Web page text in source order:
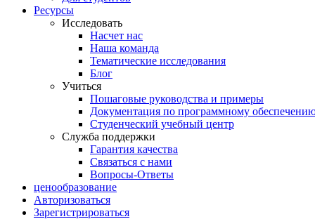
Ресурсы
Исследовать
Насчет нас
Наша команда
Тематические исследования
Блог
Учиться
Пошаговые руководства и примеры
Документация по программному
Студенческий учебный центр
Служба поддержки
Гарантия качества
Связаться с нами
Вопросы-Ответы
ценообразование
Авторизоваться
Зарегистрироваться